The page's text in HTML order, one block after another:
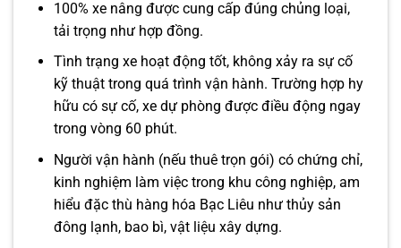
100% xe nâng được cung cấp đúng chủng loại,
tải trọng như hợp đồng.
Tình trạng xe hoạt động tốt, không xảy ra sự cố
kỹ thuật trong quá trình vận hành. Trường hợp hy
hữu có sự cố, xe dự phòng được điều động ngay
trong vòng 60 phút.
Người vận hành (nếu thuê trọn gói) có chứng chỉ,
kinh nghiệm làm việc trong khu công nghiệp, am
hiểu đặc thù hàng hóa Bạc Liêu như thủy sản
đông lạnh, bao bì, vật liệu xây dựng.